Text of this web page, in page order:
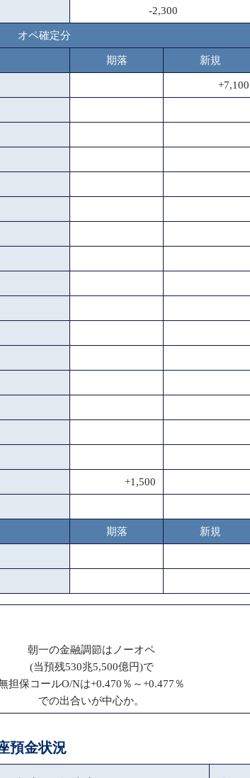
-2,300
オペ確定分
期落 新規
+7,100
+1,500
期落 新規
朝一の金融調節はノーオペ
(当預残530兆5,500億円)で
担保コールO/Nは+0.470％～+0.477％
での出合いが中心か。
預金状況